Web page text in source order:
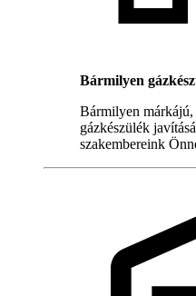
Bármilyen
Bármilyen
gázkészülék
szakembereink